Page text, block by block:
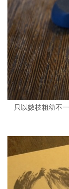
只以數枝粗幼不